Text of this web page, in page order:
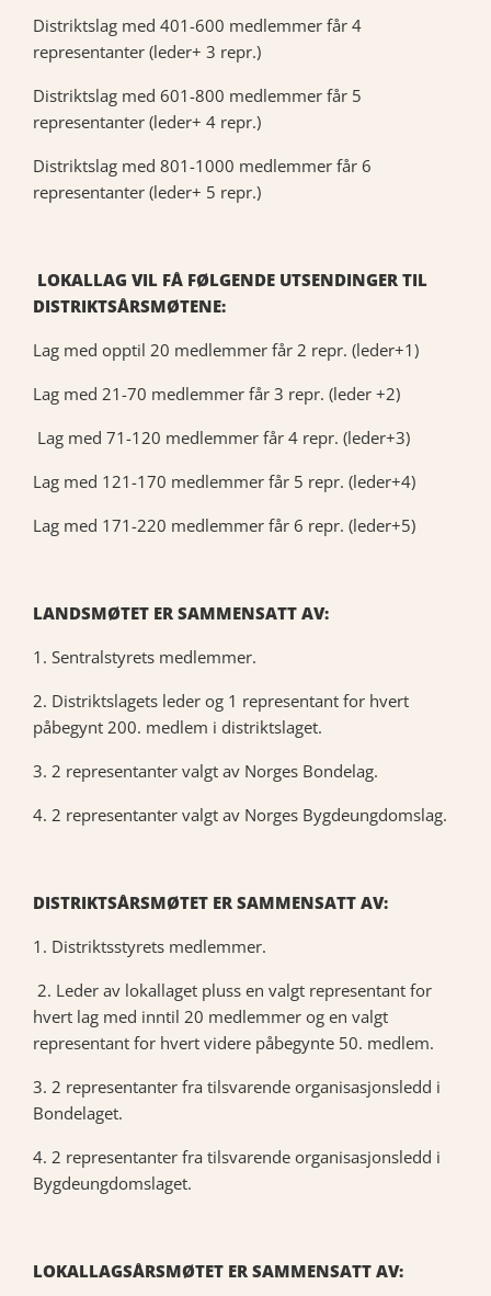
Distriktslag med 401-600 medlemmer får 4
representanter (leder+ 3 repr.)
Distriktslag med 601-800 medlemmer får 5
representanter (leder+ 4 repr.)
Distriktslag med 801-1000 medlemmer får 6
representanter (leder+ 5 repr.)
LOKALLAG VIL FÅ FØLGENDE UTSENDINGER TIL
DISTRIKTSÅRSMØTENE:
Lag med opptil 20 medlemmer får 2 repr. (leder+1)
Lag med 21-70 medlemmer får 3 repr. (leder +2)
Lag med 71-120 medlemmer får 4 repr. (leder+3)
Lag med 121-170 medlemmer får 5 repr. (leder+4)
Lag med 171-220 medlemmer får 6 repr. (leder+5)
LANDSMØTET ER SAMMENSATT AV:
1. Sentralstyrets medlemmer.
2. Distriktslagets leder og 1 representant for hvert
påbegynt 200. medlem i distriktslaget.
3. 2 representanter valgt av Norges Bondelag.
4. 2 representanter valgt av Norges Bygdeungdomslag.
DISTRIKTSÅRSMØTET ER SAMMENSATT AV:
1. Distriktsstyrets medlemmer.
2. Leder av lokallaget pluss en valgt representant for
hvert lag med inntil 20 medlemmer og en valgt
representant for hvert videre påbegynte 50. medlem.
3. 2 representanter fra tilsvarende organisasjonsledd i
Bondelaget.
4. 2 representanter fra tilsvarende organisasjonsledd i
Bygdeungdomslaget.
LOKALLAGSÅRSMØTET ER SAMMENSATT AV: